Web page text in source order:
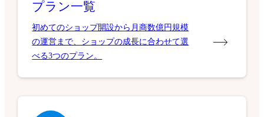
プラン一覧
初めてのショップ開設から月商数億円規模
の運営まで、ショップの成長に合わせて選
べる3つのプラン。